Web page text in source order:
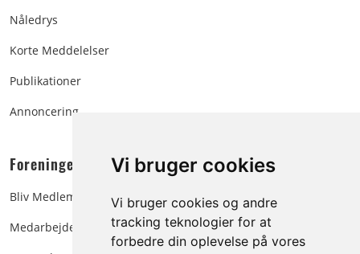
Vi bruger cookies
Vi bruger cookies og andre
tracking teknologier for at
forbedre din oplevelse på vores
Nåledrys
Korte Meddelelser
Publikationer
Annoncering
Foreningen:
Bliv Medlem
Medarbejdere